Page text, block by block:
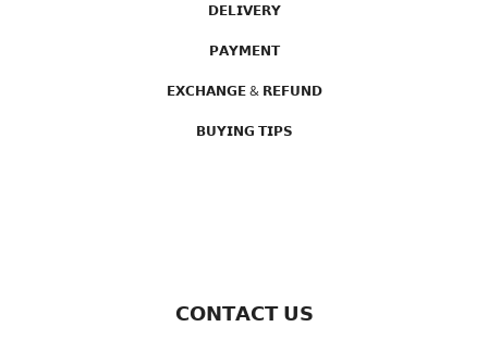
𝗗𝗘𝗟𝗜𝗩𝗘𝗥𝗬
𝗣𝗔𝗬𝗠𝗘𝗡𝗧
𝗘𝗫𝗖𝗛𝗔𝗡𝗚𝗘 & 𝗥𝗘𝗙𝗨𝗡𝗗
𝗕𝗨𝗬𝗜𝗡𝗚 𝗧𝗜𝗣𝗦
𝗖𝗢𝗡𝗧𝗔𝗖𝗧 𝗨𝗦